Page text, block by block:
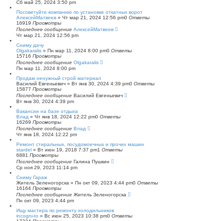
Сб май 25, 2024 3:50 pm
Посоветуйте компанию по установке откатных ворот
АлексейМатвеев » Чт мар 21, 2024 12:56 pm0 Ответы
16919 Просмотры
Последнее сообщение АлексейМатвеев
Чт мар 21, 2024 12:56 pm
Сниму дачу
Olgakaralis » Пн мар 11, 2024 8:00 pm0 Ответы
15716 Просмотры
Последнее сообщение Olgakaralis
Пн мар 11, 2024 8:00 pm
Продам ненужный строй материал
Василий Евгеньевич » Вт янв 30, 2024 4:39 pm0 Ответы
15877 Просмотры
Последнее сообщение Василий Евгеньевич
Вт янв 30, 2024 4:39 pm
Вакансии на базе отдыха
Влад » Чт янв 18, 2024 12:22 pm0 Ответы
16269 Просмотры
Последнее сообщение Влад
Чт янв 18, 2024 12:22 pm
Ремонт стиральных, посудомоечных и прочих машин
stardel » Вт июн 19, 2018 7:37 pm1 Ответы
6881 Просмотры
Последнее сообщение Галина Пушкин
Ср ноя 29, 2023 11:14 pm
Сниму Гараж
Житель Зеленогорска » Пн окт 09, 2023 4:44 pm0 Ответы
16164 Просмотры
Последнее сообщение Житель Зеленогорска
Пн окт 09, 2023 4:44 pm
Ищу мастера по ремонту холодильников
incogni-to » Вс июн 25, 2023 10:38 pm0 Ответы